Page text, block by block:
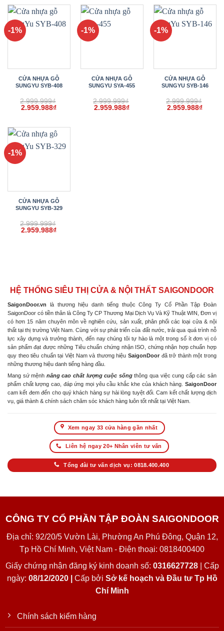
2.999.999₫.là:
2.959.988₫.
2.999.999₫.là:
2.959.998₫.
2.999.999₫.là:
-1%
CỬA NHỰA GỖ
SUNGYU SYB-408
2.999.999₫
Giá
2.999.999₫.
2.959.988₫Giá
là:
2.959.988₫.
-1%
CỬA NHỰA GỖ
SUNGYU SYA-455
2.999.999₫
Giá
2.959.988₫Giá
-1%
CỬA NHỰA GỖ
SUNGYU SYB-146
2.999.999₫
Giá
2.959.988₫Giá
-1%
CỬA NHỰA GỖ
SUNGYU SYB-329
2.999.999₫
Giá
2.959.988₫Giá
HỆ THỐNG SIÊU THỊ CỬA & NỘI THẤT SAIGONDOOR
SaigonDoor.vn là thương hiệu danh tiếng thuộc Công Ty Cổ Phần Tập Đoàn
SaigonDoor có tiền thân là Công Ty CP Thương Mại Dịch Vụ Và Kỹ Thuật WIN, Đơn vị
có hơn 15 năm chuyên môn về nghiên cứu, sản xuất, phân phối các loại cửa & nội
thất tại thị trường Việt Nam. Cùng với sự phát triển của đất nước, trải qua quá trình nỗ
lực xây dựng và trưởng thành, đến nay chúng tôi tự hào là một trong số ít đơn vị có
sản phẩm đạt được những Tiêu chuẩn chứng nhận ISO, chứng nhận hợp chuẩn hợp
quy theo tiêu chuẩn tại Việt Nam và thương hiệu SaigonDoor đã trở thành một trong
những thương hiệu danh tiếng hàng đầu.
Mang sứ mệnh nâng cao chất lượng cuộc sốngthông qua việc cung cấp các sản
phẩm chất lượng cao, đáp ứng mọi yêu cầu khắc khe của khách hàng. SaigonDoor
cam kết đem đến cho quý khách hàng sự hài lòng tuyệt đối. Cam kết chất lượng dịch
vụ, giá thành & chính sách chăm sóc khách hàng luôn tốt nhất tại Việt Nam.
Xem ngay 33 cửa hàng gần nhất
Liên hệ ngay 20+ Nhân viên tư vấn
Tổng đài tư vấn dịch vụ: 0818.400.400
CÔNG TY CỔ PHẦN TẬP ĐOÀN SAIGONDOOR
Địa chỉ: 92/20/5 Vườn Lài, Phường An Phú Đông, Quận 12,
Tp Hồ Chí Minh, Việt Nam - Điện thoại: 0818400400
Giấy chứng nhận đăng ký kinh doanh số: 0316627728| Cấp
ngày: 08/12/2020 | Cấp bởi Sở kế hoạch và Đầu tư Tp Hồ
Chí Minh
Chính sách kiểm hàng